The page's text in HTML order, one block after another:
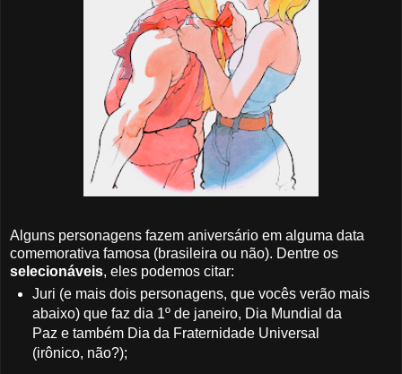
Alguns personagens fazem aniversário em alguma data
comemorativa famosa (brasileira ou não). Dentre os
selecionáveis, eles podemos citar:
Juri (e mais dois personagens, que vocês verão mais
abaixo) que faz dia 1º de janeiro, Dia Mundial da
Paz e também Dia da Fraternidade Universal
(irônico, não?);